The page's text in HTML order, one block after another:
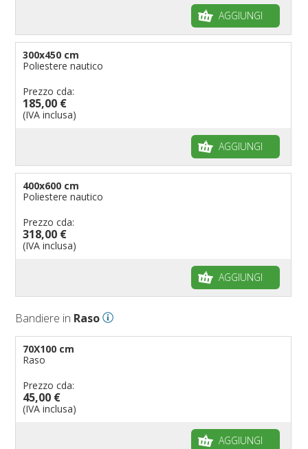
AGGIUNGI
300x450 cm
Poliestere nautico
Prezzo cda:
185,00 €
(IVA inclusa)
AGGIUNGI
400x600 cm
Poliestere nautico
Prezzo cda:
318,00 €
(IVA inclusa)
AGGIUNGI
Bandiere in Raso
70X100 cm
Raso
Prezzo cda:
45,00 €
(IVA inclusa)
AGGIUNGI